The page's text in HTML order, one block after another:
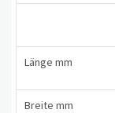
Länge mm
Breite mm